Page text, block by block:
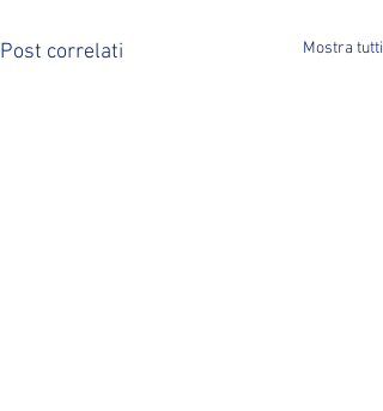
Post correlati Mostra tutti